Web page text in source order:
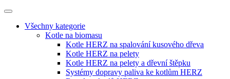
Všechny kategorie
Kotle na biomasu
Kotle HERZ na spalování kusového dřeva
Kotle HERZ na pelety
Kotle HERZ na pelety a dřevní štěpku
Systémy dopravy paliva ke kotlům HERZ